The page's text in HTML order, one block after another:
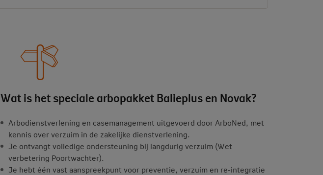
Wat is het speciale arbopakket Balieplus en Novak?
Arbodienstverlening en casemanagement uitgevoerd door ArboNed, met
kennis over verzuim in de zakelijke dienstverlening.
Je ontvangt volledige ondersteuning bij langdurig verzuim (Wet
verbetering Poortwachter).
Je hebt één vast aanspreekpunt voor preventie, verzuim en re-integratie